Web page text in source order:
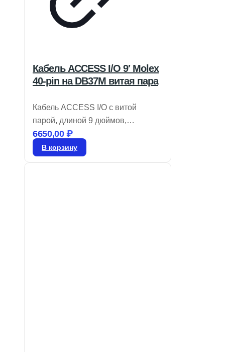
Кабель ACCESS I/O 9′ Molex
40-pin на DB37M витая пара
Кабель ACCESS I/O с витой
парой, длиной 9 дюймов,
переходник Molex 40-pin на
DB37M. Артикул: CAB-M.2-ADIO.
6650,00₽
В корзину